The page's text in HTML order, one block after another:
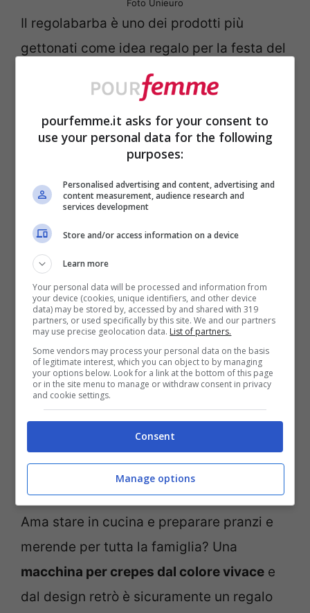
Foto Unieuro
Il regolabarba è uno dei prodotti più
gettonati come idea regalo per la festa del
papà. Sicuramente è un prodotto molto
utile e su internet, in questo caso su
Amazonè possibile trovare varie offerte.
firmato Braunin quanto può tornare utile
Papà chef: crepes per tutta la
famiglia
Ama stare in cucina e preparare pranzi e
merende per tutta la famiglia? Una
macchina per crepes dal colore vivace e
dal design retrò è sicuramente un regalo
pourfemme.it asks for your consent to
use your personal data for the following
purposes:
Personalised advertising and content, advertising and
content measurement, audience research and
services development
Store and/or access information on a device
Learn more
Your personal data will be processed and information from
your device (cookies, unique identifiers, and other device
data) may be stored by, accessed by and shared with 319
partners, or used specifically by this site. We and our partners
may use precise geolocation data. List of partners.
Some vendors may process your personal data on the basis
of legitimate interest, which you can object to by managing
your options below. Look for a link at the bottom of this page
or in the site menu to manage or withdraw consent in privacy
and cookie settings.
Consent
Manage options